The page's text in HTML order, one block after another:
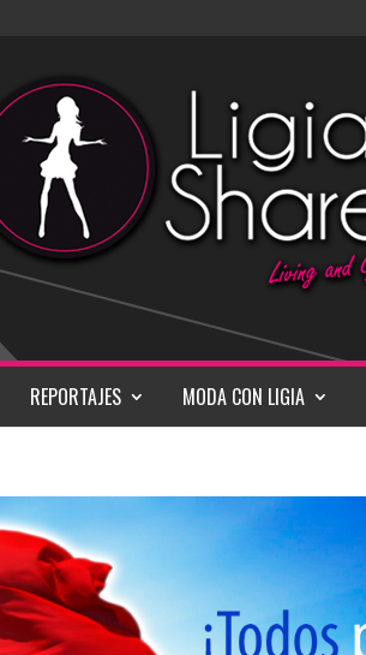
REPORTAJES MODA CON LIGIA